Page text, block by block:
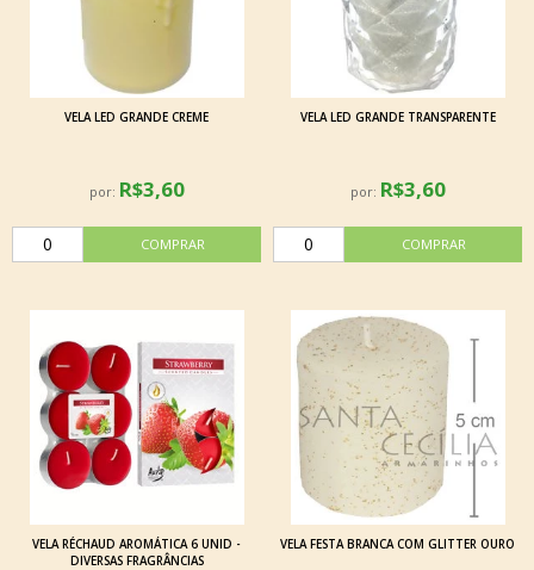
VELA LED GRANDE CREME
por: R$3,60
VELA LED GRANDE TRANSPARENTE
por: R$3,60
VELA RÉCHAUD AROMÁTICA 6 UNID -
DIVERSAS FRAGRÂNCIAS
VELA FESTA BRANCA COM GLITTER OURO